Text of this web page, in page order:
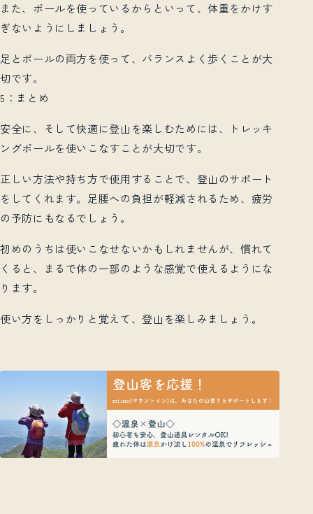
また、ポールを使っているからといって、体重をかけす
ぎないようにしましょう。
足とポールの両方を使って、バランスよく歩くことが大
切です。
5：まとめ
安全に、そして快適に登山を楽しむためには、トレッキ
ングポールを使いこなすことが大切です。
正しい方法や持ち方で使用することで、登山のサポート
をしてくれます。足腰への負担が軽減されるため、疲労
の予防にもなるでしょう。
初めのうちは使いこなせないかもしれませんが、慣れて
くると、まるで体の一部のような感覚で使えるようにな
ります。
使い方をしっかりと覚えて、登山を楽しみましょう。